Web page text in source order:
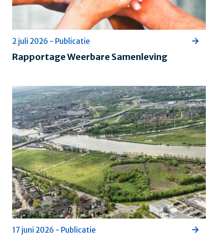
Rapportage Weerbare Samenleving
2 juli 2026 - Publicatie
17 juni 2026 - Publicatie